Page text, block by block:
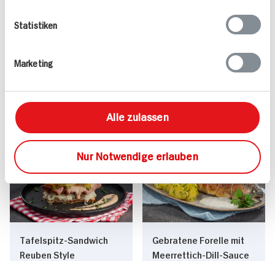
Statistiken
Marketing
Alle zulassen
Nur Notwendige erlauben
Wraps mit
Krautsalat
527 kcal p. Portion
762 kcal p. Portion
Tafelspitz-Sandwich
Reuben Style
Gebratene Forelle mit
Meerrettich-Dill-Sauce